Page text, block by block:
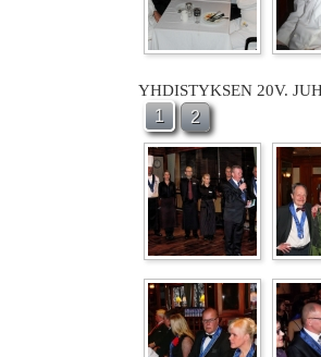
YHDISTYKSEN 20V.
1 2